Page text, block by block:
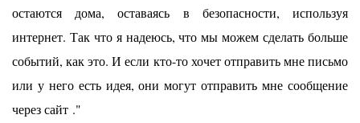
остаются дома, оставаясь в безопасности, используя
интернет. Так что я надеюсь, что мы можем сделать больше
событий, как это. И если кто-то хочет отправить мне письмо
или у него есть идея, они могут отправить мне сообщение
через сайт ."